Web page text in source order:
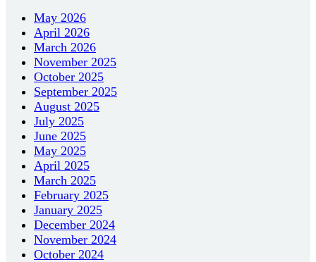
May 2026
April 2026
March 2026
November 2025
October 2025
September 2025
August 2025
July 2025
June 2025
May 2025
April 2025
March 2025
February 2025
January 2025
December 2024
November 2024
October 2024